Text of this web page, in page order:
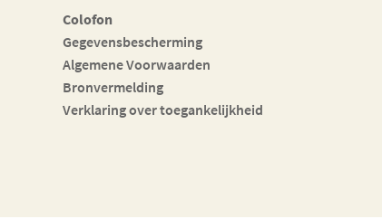
Colofon
Gegevensbescherming
Algemene Voorwaarden
Bronvermelding
Verklaring over toegankelijkheid